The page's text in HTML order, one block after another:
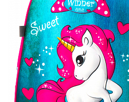
SKYNAME
РОЗПРОДАЖ